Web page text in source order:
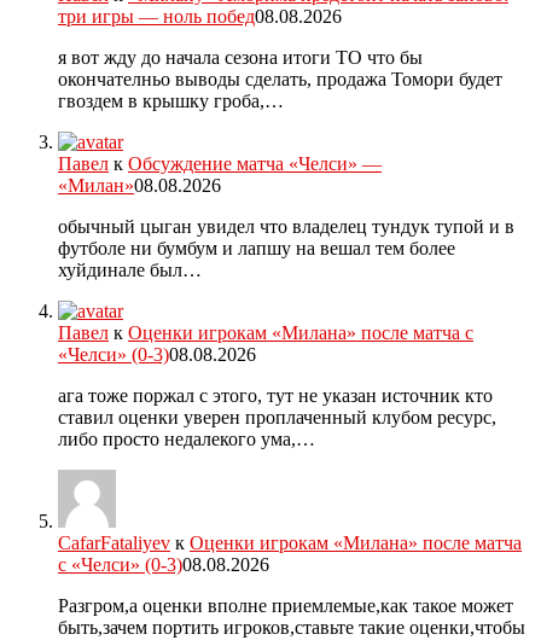
три игры — ноль побед08.08.2026
я вот жду до начала сезона итоги ТО что бы
окончателньо выводы сделать, продажа Томори будет
гвоздем в крышку гроба,…
Павел к Обсуждение матча «Челси» —
«Милан»08.08.2026
обычный цыган увидел что владелец тундук тупой и в
футболе ни бумбум и лапшу на вешал тем более
хуйдинале был…
Павел к Оценки игрокам «Милана» после матча с
«Челси» (0-3)08.08.2026
ага тоже поржал с этого, тут не указан источник кто
ставил оценки уверен проплаченный клубом ресурс,
либо просто недалекого ума,…
CafarFataliyev к Оценки игрокам «Милана» после матча
с «Челси» (0-3)08.08.2026
Разгром,а оценки вполне приемлемые,как такое может
быть,зачем портить игроков,ставьте такие оценки,чтобы